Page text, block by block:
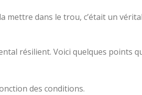
mettre dans le trou, c’était un
résilient. Voici quelques points
des conditions.